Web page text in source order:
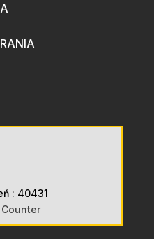
: 40431